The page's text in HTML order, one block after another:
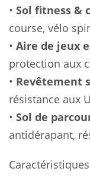
• Sol fitness &
course, vélo
• Aire de jeux
protection aux
• Revêtement
résistance aux
• Sol de
antidérapant,